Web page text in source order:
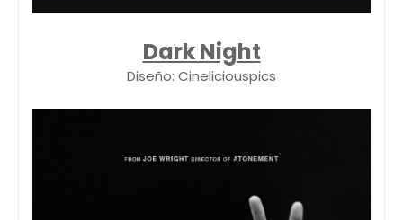
Dark Night
Diseño: Cineliciouspics